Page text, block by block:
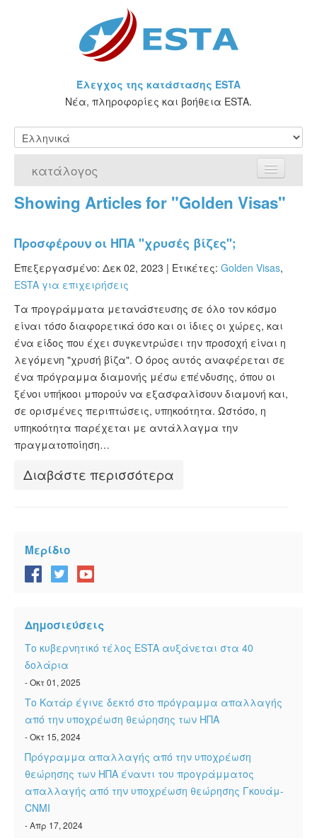
Έλεγχος της κατάστασης ESTA
Νέα, πληροφορίες και βοήθεια ESTA.
κατάλογος
Αρχική Σελίδα
Τι είναι η άδεια ESTA;
VWP
ESTA Κατάσταση
ESTA άρθρα
Showing Articles for "Golden Visas"
Προσφέρουν οι ΗΠΑ "χρυσές βίζες";
Επεξεργασμένο: Δεκ 02, 2023 | Ετικέτες: Golden Visas,
ESTA για επιχειρήσεις
Τα προγράμματα μετανάστευσης σε όλο τον κόσμο
είναι τόσο διαφορετικά όσο και οι ίδιες οι χώρες, και
ένα είδος που έχει συγκεντρώσει την προσοχή είναι η
λεγόμενη "χρυσή βίζα". Ο όρος αυτός αναφέρεται σε
ένα πρόγραμμα διαμονής μέσω επένδυσης, όπου οι
ξένοι υπήκοοι μπορούν να εξασφαλίσουν διαμονή και,
σε ορισμένες περιπτώσεις, υπηκοότητα. Ωστόσο, η
υπηκοότητα παρέχεται με αντάλλαγμα την
πραγματοποίηση…
Διαβάστε περισσότερα
Μερίδιο
Δημοσιεύσεις
Το κυβερνητικό τέλος ESTA αυξάνεται στα 40
δολάρια
- Οκτ 01, 2025
Το Κατάρ έγινε δεκτό στο πρόγραμμα απαλλαγής
από την υποχρέωση θεώρησης των ΗΠΑ
- Οκτ 15, 2024
Πρόγραμμα απαλλαγής από την υποχρέωση
θεώρησης των ΗΠΑ έναντι του προγράμματος
απαλλαγής από την υποχρέωση θεώρησης Γκουάμ-
CNMI
- Απρ 17, 2024